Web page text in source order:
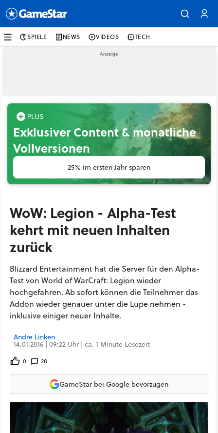
SPIELE NEWS VIDEOS TECH
Exklusiver Content & monatliche
Vollversionen
25% im ersten Jahr sparen
WoW: Legion - Alpha-Test
kehrt mit neuen Inhalten
zurück
Blizzard Entertainment hat die Server für den Alpha-
Test von World of WarCraft: Legion wieder
hochgefahren. Ab sofort können die Teilnehmer das
Addon wieder genauer unter die Lupe nehmen -
inklusive einiger neuer Inhalte.
Andre Linken
14.01.2016 | 09:22 Uhr | ca. 1 Minute Lesezeit
0 28
GameStar bei Google bevorzugen